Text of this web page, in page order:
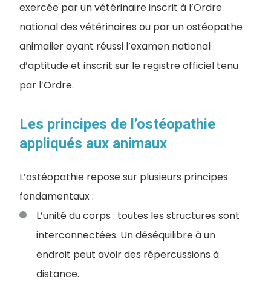
exercée par un vétérinaire inscrit à l’Ordre
national des vétérinaires ou par un ostéopathe
animalier ayant réussi l’examen national
d’aptitude et inscrit sur le registre officiel tenu
par l’Ordre.
Les principes de l’ostéopathie
appliqués aux animaux
L’ostéopathie repose sur plusieurs principes
fondamentaux :
L’unité du corps : toutes les structures sont
interconnectées. Un déséquilibre à un
endroit peut avoir des répercussions à
distance.